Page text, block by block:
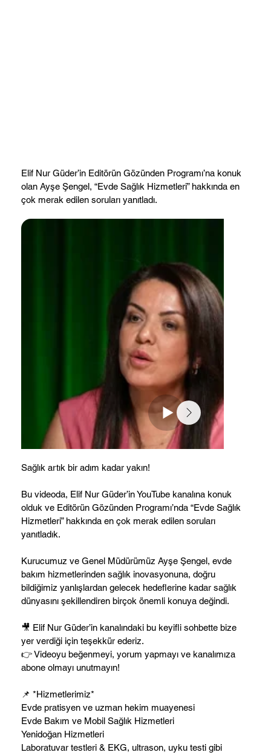
Elif Nur Güder’in Editörün Gözünden Programı’na konuk
olan Ayşe Şengel, “Evde Sağlık Hizmetleri” hakkında en
çok merak edilen soruları yanıtladı.
Sağlık artık bir adım kadar yakın!
Bu videoda, Elif Nur Güder’in YouTube kanalına konuk
olduk ve Editörün Gözünden Programı’nda “Evde Sağlık
Hizmetleri” hakkında en çok merak edilen soruları
yanıtladık.
Kurucumuz ve Genel MüdürümüzAyşe Şengel, evde
bakım hizmetlerinden sağlık inovasyonuna, doğru
bildiğimiz yanlışlardan gelecek hedeflerine kadar sağlık
dünyasını şekillendiren birçok önemli konuya değindi.
🎥 Elif Nur Güder’in kanalındaki bu keyifli sohbette bize
yer verdiği için teşekkür ederiz.
👉 Videoyu beğenmeyi, yorum yapmayı ve kanalımıza
abone olmayı unutmayın!
📌 *Hizmetlerimiz*
Evde pratisyen ve uzman hekim muayenesi
Evde Bakım ve Mobil Sağlık Hizmetleri
Yenidoğan Hizmetleri
Laboratuvar testleri & EKG, ultrason, uyku testi gibi